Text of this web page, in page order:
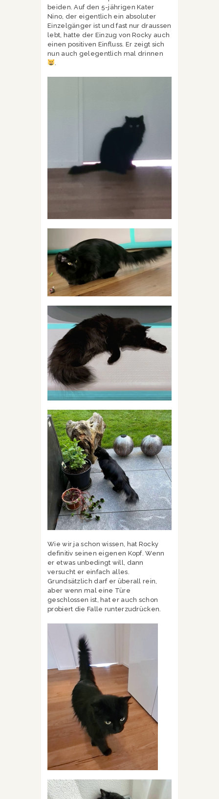
beiden. Auf den 5-jährigen Kater
Nino, der eigentlich ein absoluter
Einzelgänger ist und fast nur draussen
lebt, hatte der Einzug von Rocky auch
einen positiven Einfluss. Er zeigt sich
nun auch gelegentlich mal drinnen
Wie wir ja schon wissen, hat Rocky
definitiv seinen eigenen Kopf. Wenn
er etwas unbedingt will, dann
versucht er einfach alles.
Grundsätzlich darf er überall rein,
aber wenn mal eine Türe
geschlossen ist, hat er auch schon
probiert die Falle runterzudrücken.